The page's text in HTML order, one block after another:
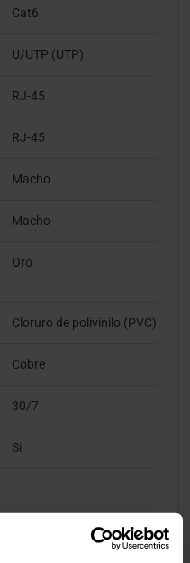
Cat6
U/UTP (UTP)
RJ-45
RJ-45
Macho
Macho
Oro
Cloruro de polivinilo (PVC)
Cobre
30/7
Si